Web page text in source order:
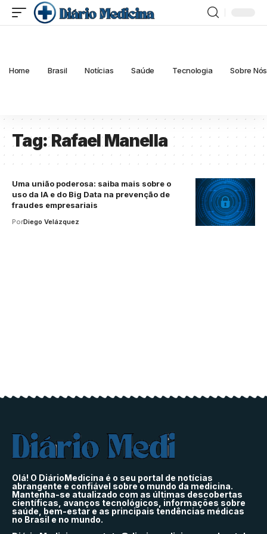
Home Brasil Notícias Saúde Tecnologia Sobre Nós
Tag:Rafael Manella
Uma união poderosa: saiba mais sobre o
uso da IA e do Big Data na prevenção de
fraudes empresariais
PorDiego Velázquez
Olá! O DiárioMedicina é o seu portal de notícias
abrangente e confiável sobre o mundo da medicina.
Mantenha-se atualizado com as últimas descobertas
científicas, avanços tecnológicos, informações sobre
saúde, bem-estar e as principais tendências médicas
no Brasil e no mundo.